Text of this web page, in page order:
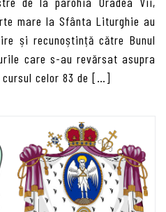
mare la Sfânta Liturghie au
și recunoștință către Bunul
care s-au revărsat asupra
celor 83 de […]